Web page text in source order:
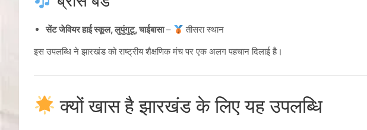
सेंट जेवियर हाई स्कूल, लुपुंगुटू, चाईबासा–
तीसरा स्थान
इस उपलब्धि ने झारखंड को राष्ट्रीय शैक्षणिक मंच पर एक अलग पहचान दिलाई है।
क्यों खास है झारखंड के लिए यह उपलब्धि